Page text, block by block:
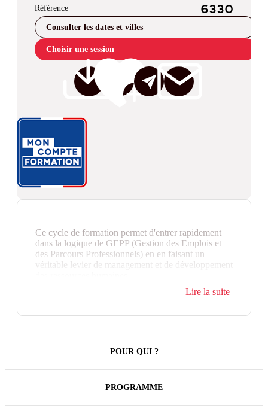
Référence 6330
Consulter les dates et villes
Choisir une session
Ce cycle de formation permet d'entrer rapidement
dans la logique de GEPP (Gestion des Emplois et
des Parcours Professionnels) en en faisant un
véritable levier de management et de développement
Cette formation apporte aux participants tous les
développement des compétences et des talents pour
piloter la mise en place d'une GEPP et aboutir à des
l'ensemble des acteurs.
Lire la suite
POUR QUI ?
PROGRAMME